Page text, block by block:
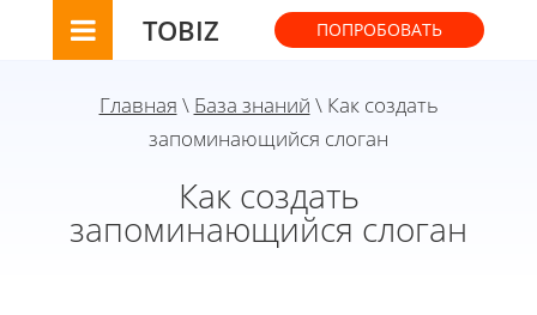
TOBIZ ПОПРОБОВАТЬ
Главная \ База знаний \ Как создать
запоминающийся слоган
Как создать
запоминающийся слоган